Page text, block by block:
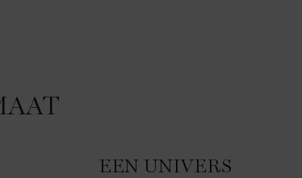
EEN UNIVERSELE